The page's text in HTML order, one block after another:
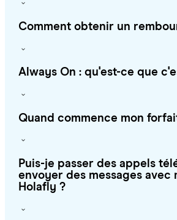
Comment obtenir un
Always On : qu'est-ce que
Quand commence mon
Puis-je passer des appels
envoyer des messages avec
Holafly ?